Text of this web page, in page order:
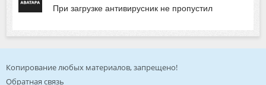
При загрузке антивирусник не пропустил
Копирование любых материалов, запрещено!
Обратная связь